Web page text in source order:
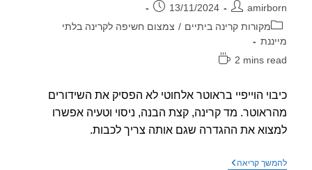
פורסם:
13/11/2024
מקורות קרינה ביתיים / צמצום חשיפה לקרינה בלתי
2 mins
הוייפיי בראוטר אלחוטי לא הפסיק את השידורים
מד קרינה, קצת הבנה, ניסוי וטעיה אפשרו
את ההגדרה שגם אותה צריך לכבות.
קריאהכיבוי